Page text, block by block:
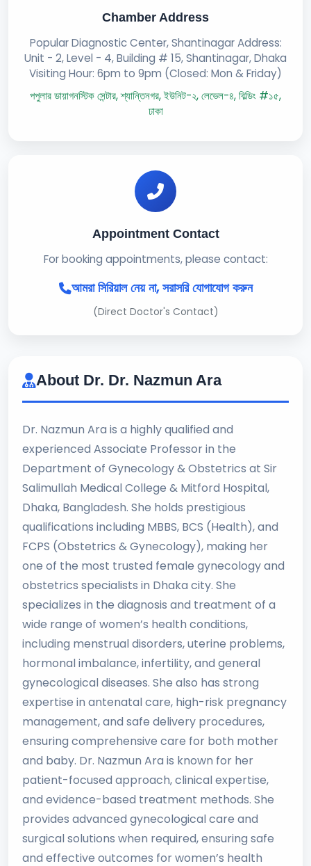
Chamber Address
Popular Diagnostic Center, Shantinagar Address:
Unit - 2, Level - 4, Building # 15, Shantinagar, Dhaka
Visiting Hour: 6pm to 9pm (Closed: Mon & Friday)
পপুলার ডায়াগনস্টিক সেন্টার, শ্যান্তিনগর, ইউনিট-২, লেভেল-৪, বিল্ডিং #১৫,
ঢাকা
Appointment Contact
For booking appointments, please contact:
আমরা সিরিয়াল নেয় না, সরাসরি যোগাযোগ করুন
(Direct Doctor's Contact)
About Dr. Dr. Nazmun Ara
Dr. Nazmun Ara is a highly qualified and
experienced Associate Professor in the
Department of Gynecology & Obstetrics at Sir
Salimullah Medical College & Mitford Hospital,
Dhaka, Bangladesh. She holds prestigious
qualifications including MBBS, BCS (Health), and
FCPS (Obstetrics & Gynecology), making her
one of the most trusted female gynecology and
obstetrics specialists in Dhaka city. She
specializes in the diagnosis and treatment of a
wide range of women’s health conditions,
including menstrual disorders, uterine problems,
hormonal imbalance, infertility, and general
gynecological diseases. She also has strong
expertise in antenatal care, high-risk pregnancy
management, and safe delivery procedures,
ensuring comprehensive care for both mother
and baby. Dr. Nazmun Ara is known for her
patient-focused approach, clinical expertise,
and evidence-based treatment methods. She
provides advanced gynecological care and
surgical solutions when required, ensuring safe
and effective outcomes for women’s health